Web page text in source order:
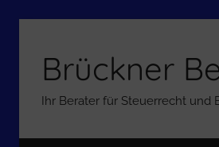
springen
Brückner
Ihr Berater für Steuerrecht und